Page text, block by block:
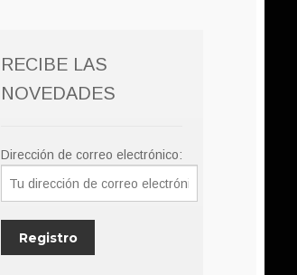
RECIBE LAS
NOVEDADES
Dirección de correo electrónico: